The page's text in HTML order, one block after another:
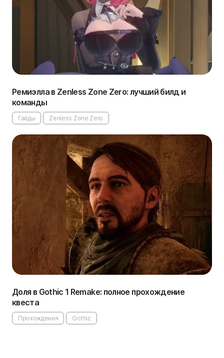
Ремиэлла в Zenless Zone Zero: лучший билд и
команды
Гайды Zenless Zone Zero
Доля в Gothic 1 Remake: полное прохождение
квеста
Прохождения Gothic